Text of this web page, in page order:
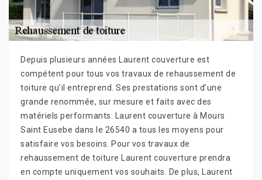
Depuis plusieurs années Laurent couverture est
compétent pour tous vos travaux de rehaussement de
toiture qu’il entreprend. Ses prestations sont d’une
grande renommée, sur mesure et faits avec des
matériels performants. Laurent couverture à Mours
Saint Eusebe dans le 26540 a tous les moyens pour
satisfaire vos besoins. Pour vos travaux de
rehaussement de toiture Laurent couverture prendra
en compte uniquement vos souhaits. De plus, Laurent